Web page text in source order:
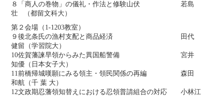
８「商人の巻物」の儀礼・作法と修験山伏 若島
壮 （都留文科大）
第２会場（1-1203教室）
９後北条氏の漁村支配と商品経済 田代
健留（学習院大）
10佐賀藩諫早領からみた異国船警備 宮井
知優（日本女子大）
11前橋帰城嘆願にみる領主・領民関係の再編 森田
和航（千 葉 大）
12文政期忍藩領知替えにおける忍領普請組合の対応 小林江